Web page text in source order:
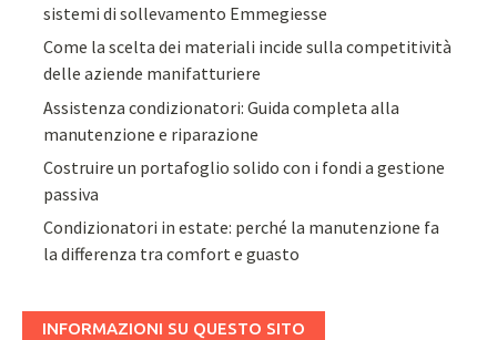
sistemi di sollevamento Emmegiesse
Come la scelta dei materiali incide sulla competitività
delle aziende manifatturiere
Assistenza condizionatori: Guida completa alla
manutenzione e riparazione
Costruire un portafoglio solido con i fondi a gestione
passiva
Condizionatori in estate: perché la manutenzione fa
la differenza tra comfort e guasto
INFORMAZIONI SU QUESTO SITO